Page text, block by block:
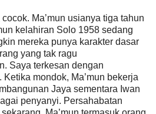
Ma’mun usianya tiga tahun
kelahiran Solo 1958 sedang
mereka punya karakter dasar
yang tak ragu
Saya terkesan dengan
mondok, Ma’mun bekerja
Jaya sementara Iwan
penyanyi. Persahabatan